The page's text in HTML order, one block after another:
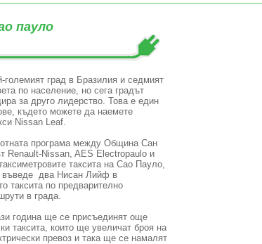
пауло
град в Бразилия и седмият
по население, но сега градът
за друго лидерство. Това е един
където можете да наемете
Nissan Leaf.
програма между Община Сан
Renault-Nissan, AES Electropaulo и
таксита на Сао Пауло,
въведе два Нисан Лийф в
таксита по предварително
в града.
година ще се присъединят още
таксита, които ще увеличат броя на
превоз и така ще се намалят